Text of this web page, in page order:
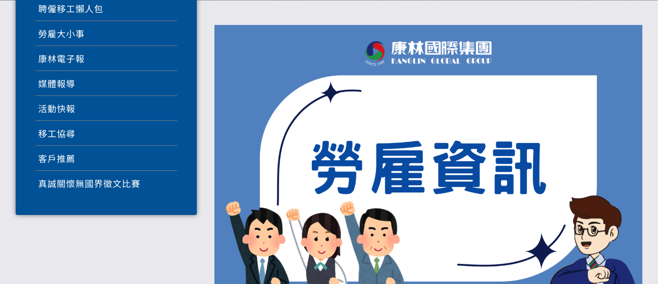
聘僱移工懶人包
勞雇大小事
康林電子報
媒體報導
活動快報
移工協尋
客戶推薦
真誠關懷無國界徵文比賽